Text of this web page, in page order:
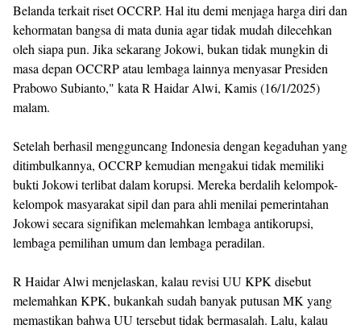
Belanda terkait riset OCCRP. Hal itu demi menjaga harga diri dan
kehormatan bangsa di mata dunia agar tidak mudah dilecehkan
oleh siapa pun. Jika sekarang Jokowi, bukan tidak mungkin di
masa depan OCCRP atau lembaga lainnya menyasar Presiden
Prabowo Subianto," kata R Haidar Alwi, Kamis (16/1/2025)
malam.
Setelah berhasil mengguncang Indonesia dengan kegaduhan yang
ditimbulkannya, OCCRP kemudian mengakui tidak memiliki
bukti Jokowi terlibat dalam korupsi. Mereka berdalih kelompok-
kelompok masyarakat sipil dan para ahli menilai pemerintahan
Jokowi secara signifikan melemahkan lembaga antikorupsi,
lembaga pemilihan umum dan lembaga peradilan.
R Haidar Alwi menjelaskan, kalau revisi UU KPK disebut
melemahkan KPK, bukankah sudah banyak putusan MK yang
memastikan bahwa UU tersebut tidak bermasalah. Lalu, kalau